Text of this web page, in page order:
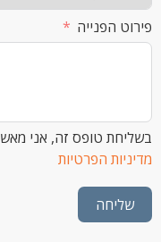
טופס זה, אני מאשר/ת את
הפרטיות